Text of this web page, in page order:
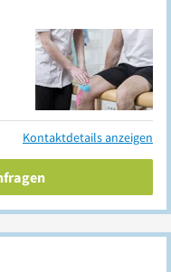
Kontaktdetails anzeigen